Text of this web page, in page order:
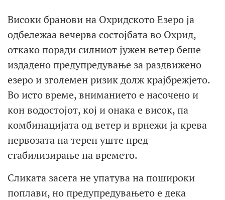
Високи бранови на Охридското Езеро ја
одбележаа вечерва состојбата во Охрид,
откако поради силниот јужен ветер беше
издадено предупредување за раздвижено
езеро и зголемен ризик долж крајбрежјето.
Во исто време, вниманието е насочено и
кон водостојот, кој и онака е висок, па
комбинацијата од ветер и врнежи ја крева
нервозата на терен уште пред
стабилизирање на времето.
Сликата засега не упатува на пошироки
поплави, но предупредувањето е дека